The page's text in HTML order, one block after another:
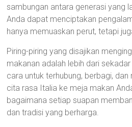
sambungan antara generasi yang
Anda dapat menciptakan
hanya memuaskan perut, tetapi
Piring-piring yang disajikan
makanan adalah lebih dari
cara untuk terhubung, berbagi,
cita rasa Italia ke meja makan
bagaimana setiap suapan
dan tradisi yang berharga.